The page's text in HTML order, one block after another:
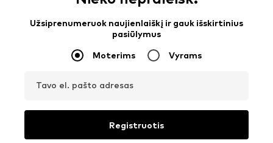
Užsiprenumeruok naujienlaiškį ir gauk išskirtinius
pasiūlymus
Moterims Vyrams
Tavo el. pašto adresas
Registruotis